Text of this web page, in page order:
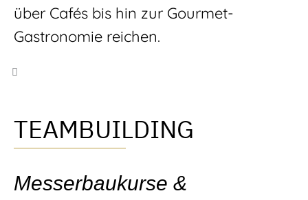
über Cafés bis hin zur Gourmet-
Gastronomie reichen.
TEAMBUILDING
Messerbaukurse &